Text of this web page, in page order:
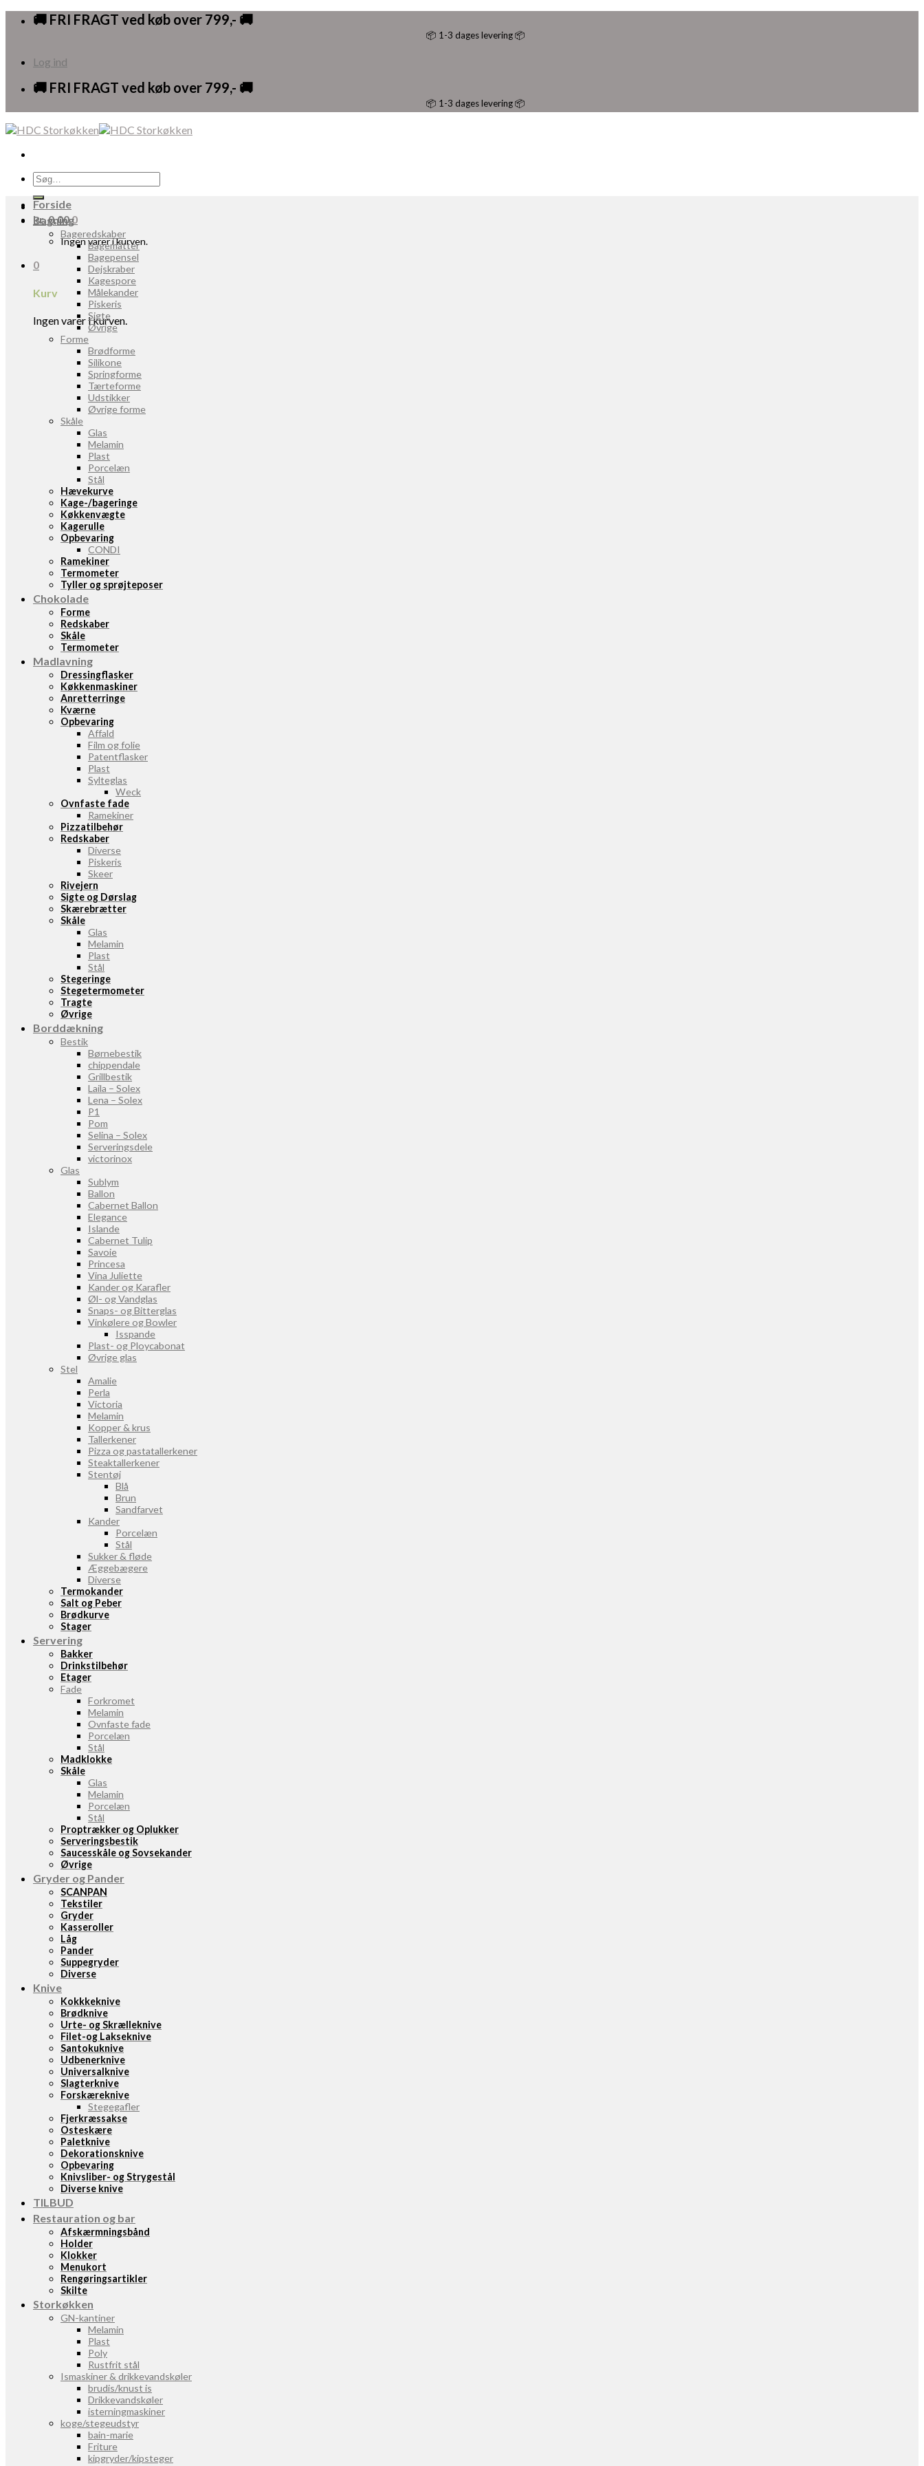
Skip
🚚 FRI FRAGT ved køb over 799,- 🚚
📦 1-3 dages levering 📦
Log ind
🚚 FRI FRAGT ved køb over 799,- 🚚
📦 1-3 dages levering 📦
Søg
efter:
kr.0,000
Ingen varer i kurven.
0
Kurv
Ingen varer i kurven.
Forside
Bagning
Bageredskaber
Bagemåtter
Bagepensel
Dejskraber
Kagespore
Målekander
Piskeris
Sigte
Øvrige
Forme
Brødforme
Silikone
Springforme
Tærteforme
Udstikker
Øvrige forme
Skåle
Glas
Melamin
Plast
Porcelæn
Stål
Hævekurve
Kage-/bageringe
Køkkenvægte
Kagerulle
Opbevaring
CONDI
Ramekiner
Termometer
Tyller og sprøjteposer
Chokolade
Forme
Redskaber
Skåle
Termometer
Madlavning
Dressingflasker
Køkkenmaskiner
Anretterringe
Kværne
Opbevaring
Affald
Film og folie
Patentflasker
Plast
Sylteglas
Weck
Ovnfaste fade
Ramekiner
Pizzatilbehør
Redskaber
Diverse
Piskeris
Skeer
Rivejern
Sigte og Dørslag
Skærebrætter
Skåle
Glas
Melamin
Plast
Stål
Stegeringe
Stegetermometer
Tragte
Øvrige
Borddækning
Bestik
Børnebestik
chippendale
Grillbestik
Laila – Solex
Lena – Solex
P1
Pom
Selina – Solex
Serveringsdele
victorinox
Glas
Sublym
Ballon
Cabernet Ballon
Elegance
Islande
Cabernet Tulip
Savoie
Princesa
Vina Juliette
Kander og Karafler
Øl- og Vandglas
Snaps- og Bitterglas
Vinkølere og Bowler
Isspande
Plast- og Ploycabonat
Øvrige glas
Stel
Amalie
Perla
Victoria
Melamin
Kopper & krus
Tallerkener
Pizza og pastatallerkener
Steaktallerkener
Stentøj
Blå
Brun
Sandfarvet
Kander
Porcelæn
Stål
Sukker & fløde
Æggebægere
Diverse
Termokander
Salt og Peber
Brødkurve
Stager
Servering
Bakker
Drinkstilbehør
Etager
Fade
Forkromet
Melamin
Ovnfaste fade
Porcelæn
Stål
Madklokke
Skåle
Glas
Melamin
Porcelæn
Stål
Proptrækker og Oplukker
Serveringsbestik
Saucesskåle og Sovsekander
Øvrige
Gryder og Pander
SCANPAN
Tekstiler
Gryder
Kasseroller
Låg
Pander
Suppegryder
Diverse
Knive
Kokkkeknive
Brødknive
Urte- og Skrælleknive
Filet-og Lakseknive
Santokuknive
Udbenerknive
Universalknive
Slagterknive
Forskæreknive
Stegegafler
Fjerkræssakse
Osteskære
Paletknive
Dekorationsknive
Opbevaring
Knivsliber- og Strygestål
Diverse knive
TILBUD
Restauration og bar
Afskærmningsbånd
Holder
Klokker
Menukort
Rengøringsartikler
Skilte
Storkøkken
GN-kantiner
Melamin
Plast
Poly
Rustfrit stål
Ismaskiner & drikkevandskøler
brudis/knust is
Drikkevandskøler
isterningmaskiner
koge/stegeudstyr
bain-marie
Friture
kipgryder/kipsteger